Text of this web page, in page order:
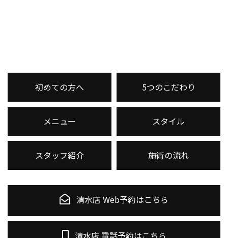
初めての方へ 5つのこだわり
メニュー スタイル
スタッフ紹介 施術の流れ
清水店 Web予約はこちら
清水店 電話予約はこちら